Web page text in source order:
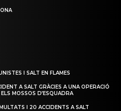
I SALT EN FLAMES
A SALT GRÀCIES A UNA OPERACIÓ
MOSSOS D’ESQUADRA
I 20 ACCIDENTS A SALT